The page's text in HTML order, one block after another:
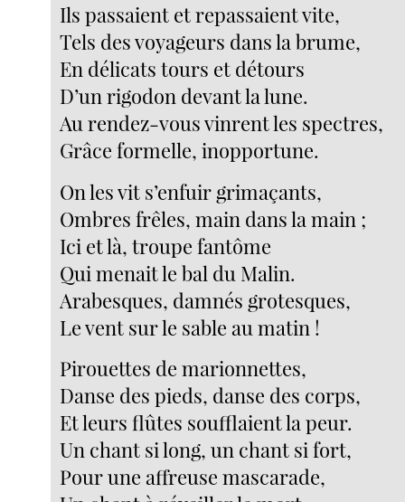
Ils passaient et repassaient vite,
Tels des voyageurs dans la brume,
En délicats tours et détours
D’un rigodon devant la lune.
Au rendez-vous vinrent les spectres,
Grâce formelle, inopportune.
On les vit s’enfuir grimaçants,
Ombres frêles, main dans la main ;
Ici et là, troupe fantôme
Qui menait le bal du Malin.
Arabesques, damnés grotesques,
Le vent sur le sable au matin !
Pirouettes de marionnettes,
Danse des pieds, danse des corps,
Et leurs flûtes soufflaient la peur.
Un chant si long, un chant si fort,
Pour une affreuse mascarade,